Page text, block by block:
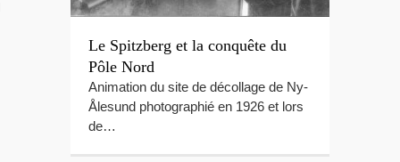
DU MOMENT
Le Spitzberg et la conquête du
Pôle Nord
Animation du site de décollage de Ny-
Ålesund photographié en 1926 et lors
de…